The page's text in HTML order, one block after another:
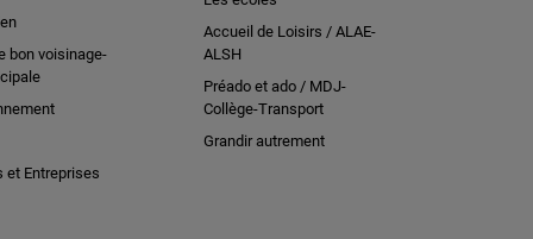
bon voisinage-
et Entreprises
Accueil de Loisirs / ALAE-
ALSH
Préado et ado / MDJ-
Collège-Transport
Grandir autrement